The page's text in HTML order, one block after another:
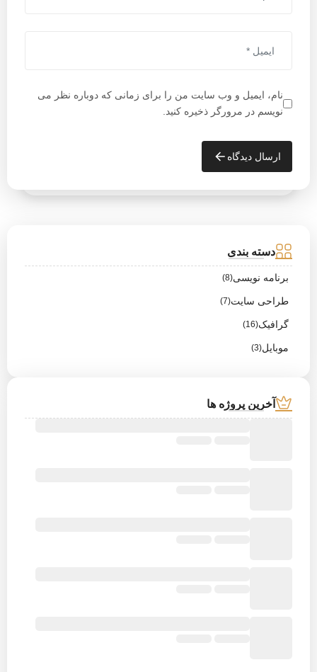
نام، ایمیل و وب سایت من را برای زمانی که دوباره نظر می
نویسم در مرورگر ذخیره کنید.
ارسال دیدگاه
دسته بندی
برنامه نویسی(8)
طراحی سایت(7)
گرافیک(16)
موبایل(3)
آخرین پروژه ها